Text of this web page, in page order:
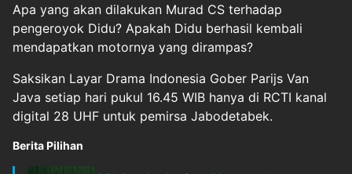
Apa yang akan dilakukan Murad CS terhadap
pengeroyok Didu? Apakah Didu berhasil kembali
mendapatkan motornya yang dirampas?
Saksikan Layar Drama Indonesia Gober Parijs Van
Java setiap hari pukul 16.45 WIB hanya di RCTI kanal
digital 28 UHF untuk pemirsa Jabodetabek.
Berita Pilihan